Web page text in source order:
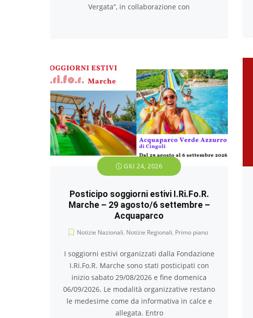
Vergata”, in collaborazione con
GIU 24, 2026
Posticipo soggiorni estivi I.Ri.Fo.R.
Marche – 29 agosto/6 settembre –
Acquaparco
Notizie Nazionali, Notizie Regionali, Primo piano
I soggiorni estivi organizzati dalla Fondazione
I.Ri.Fo.R. Marche sono stati posticipati con
inizio sabato 29/08/2026 e fine domenica
06/09/2026. Le modalità organizzative restano
le medesime come da informativa in calce e
allegata. Entro